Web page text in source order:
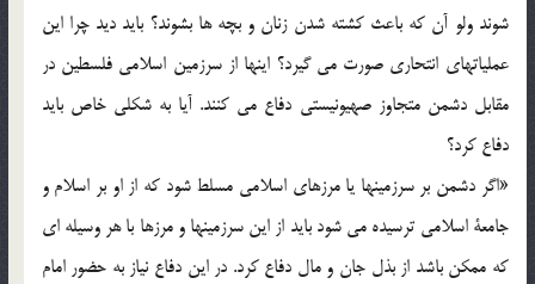
شوند ولو آن كه باعث كشته شدن زنان و بچه ها بشوند؟ بايد ديد چرا اين
عملياتهای انتحاری صورت می گيرد؟ اينها از سرزمين اسلامي فلسطين در
مقابل دشمن متجاوز صهيونيستي دفاع مي كنند. آيا به شكلي خاص بايد
دفاع كرد؟
«اگر دشمن بر سرزمينها يا مرزهاي اسلامي مسلط شود كه از او بر اسلام و
جامعة اسلامي ترسيده مي شود بايد از اين سرزمينها و مرزها با هر وسيله اي
كه ممكن باشد از بذل جان و مال دفاع كرد. در اين دفاع نياز به حضور امام